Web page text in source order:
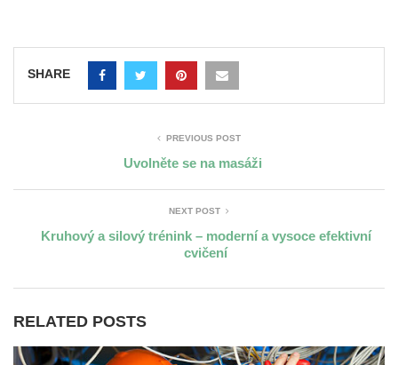
SHARE
PREVIOUS POST
Uvolněte se na masáži
NEXT POST
Kruhový a silový trénink – moderní a vysoce efektivní
cvičení
RELATED POSTS